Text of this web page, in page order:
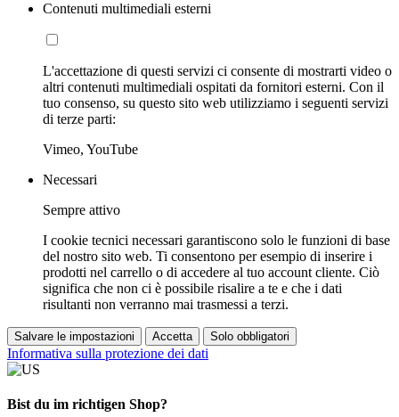
Contenuti multimediali esterni
L'accettazione di questi servizi ci consente di mostrarti video o
altri contenuti multimediali ospitati da fornitori esterni. Con il
tuo consenso, su questo sito web utilizziamo i seguenti servizi
di terze parti:
Vimeo, YouTube
Necessari
Sempre attivo
I cookie tecnici necessari garantiscono solo le funzioni di base
del nostro sito web. Ti consentono per esempio di inserire i
prodotti nel carrello o di accedere al tuo account cliente. Ciò
significa che non ci è possibile risalire a te e che i dati
risultanti non verranno mai trasmessi a terzi.
Salvare le impostazioni Accetta Solo obbligatori
Informativa sulla protezione dei dati
Bist du im richtigen Shop?